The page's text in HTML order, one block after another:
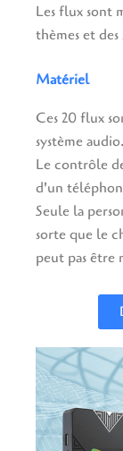
Les flux sont
thèmes et des
Matériel
Ces 20 flux
système audio.
Le contrôle
d'un
Seule la
sorte que le
peut pas être